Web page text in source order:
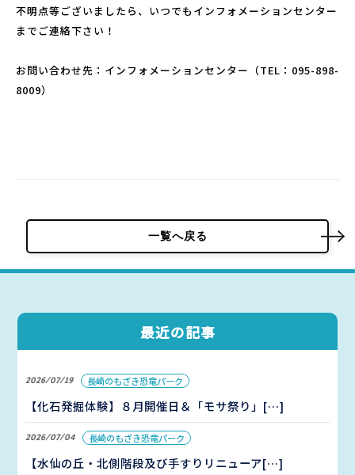
不明点等ございましたら、いつでもインフォメーションセンター
までご連絡下さい！
お問い合わせ先：インフォメーションセンター（TEL：095-898-
8009）
一覧へ戻る
最近の記事
2026/07/19 長崎のもざき恐竜パーク
【化石発掘体験】８月開催日＆「モサ祭り」[…]
2026/07/04 長崎のもざき恐竜パーク
【水仙の丘・北側階段及び手すりリニューア[…]